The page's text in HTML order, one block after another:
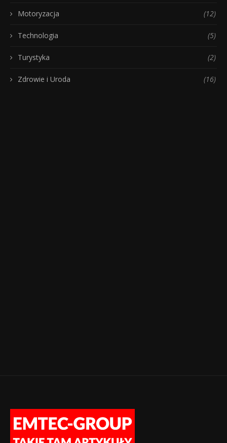
Motoryzacja (12)
Technologia (5)
Turystyka (2)
Zdrowie i Uroda (16)